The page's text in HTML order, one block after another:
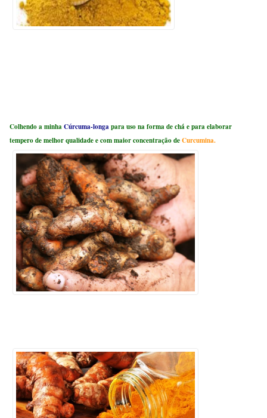
Colhendo a minhaCúrcuma-longapara uso na forma de chá e para elaborar
tempero de melhor qualidade e com maior concentração deCurcumina.